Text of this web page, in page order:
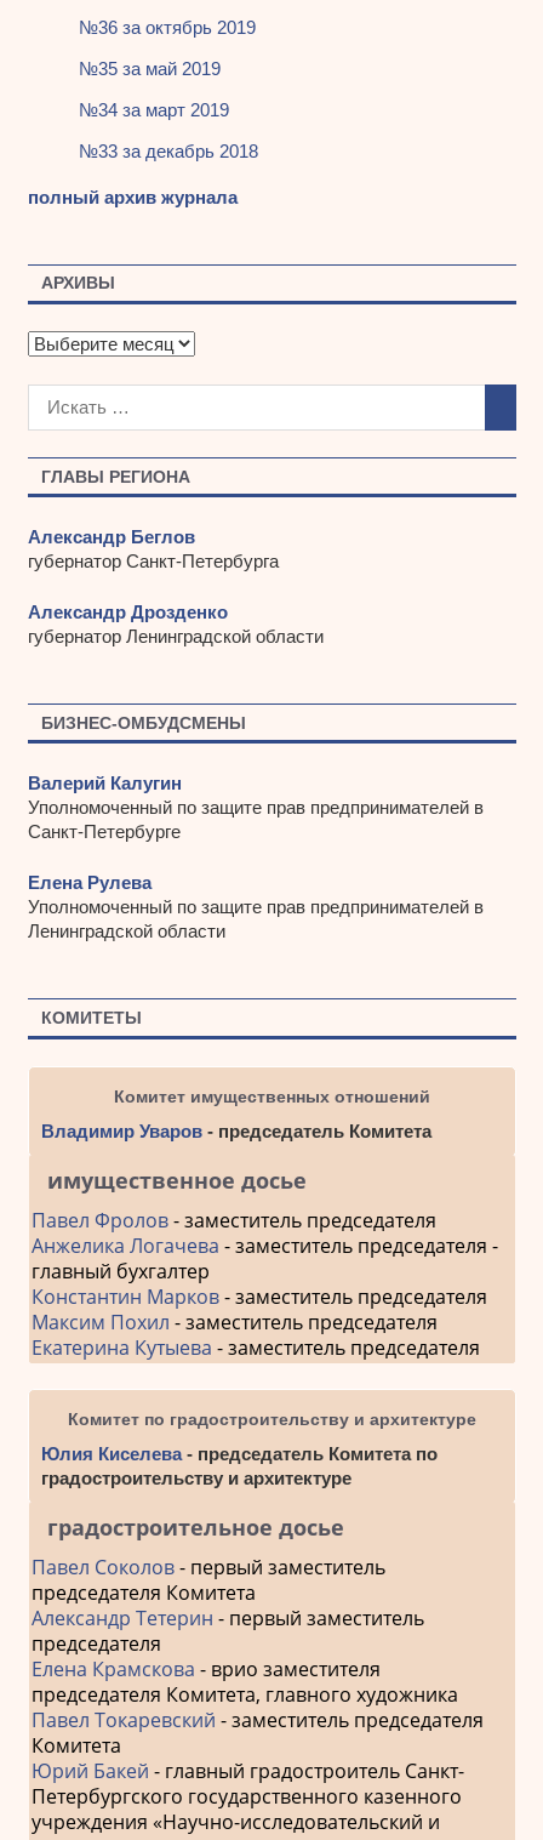
ГЛАВЫ РЕГИОНА
Александр Беглов
губернатор Санкт-Петербурга
Александр Дрозденко
губернатор Ленинградской области
БИЗНЕС-ОМБУДСМЕНЫ
Валерий Калугин
Уполномоченный по защите прав предпринимателей в
Санкт-Петербурге
Елена Рулева
Уполномоченный по защите прав предпринимателей в
Ленинградской области
КОМИТЕТЫ
Комитет имущественных отношений
Владимир Уваров- председатель Комитета
имущественное досье
Павел Фролов- заместитель председателя
Анжелика Логачева - заместитель председателя -
главный бухгалтер
Константин Марков- заместитель председателя
Максим Похил - заместитель председателя
Екатерина Кутыева - заместитель председателя
Комитет по градостроительству и архитектуре
Юлия Киселева- председатель Комитета по
градостроительству и архитектуре
градостроительное досье
Павел Соколов- первый заместитель
председателя Комитета
Александр Тетерин - первый заместитель
председателя
Елена Крамскова - врио заместителя
председателя Комитета, главного художника
Павел Токаревский - заместитель председателя
Комитета
Юрий Бакей - главный градостроитель Санкт-
Петербургского государственного казенного
учреждения «Научно-исследовательский и
№36 за октябрь 2019
№35 за май 2019
№34 за март 2019
№33 за декабрь 2018
полный архив журнала
АРХИВЫ
А
х
ы